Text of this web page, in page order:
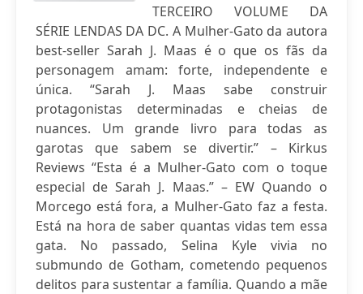
TERCEIRO VOLUME DA
SÉRIE LENDAS DA DC. A Mulher-Gato da autora
best-seller Sarah J. Maas é o que os fãs da
personagem amam: forte, independente e
única. “Sarah J. Maas sabe construir
protagonistas determinadas e cheias de
nuances. Um grande livro para todas as
garotas que sabem se divertir.” – Kirkus
Reviews “Esta é a Mulher-Gato com o toque
especial de Sarah J. Maas.” – EW Quando o
Morcego está fora, a Mulher-Gato faz a festa.
Está na hora de saber quantas vidas tem essa
gata. No passado, Selina Kyle vivia no
submundo de Gotham, cometendo pequenos
delitos para sustentar a família. Quando a mãe